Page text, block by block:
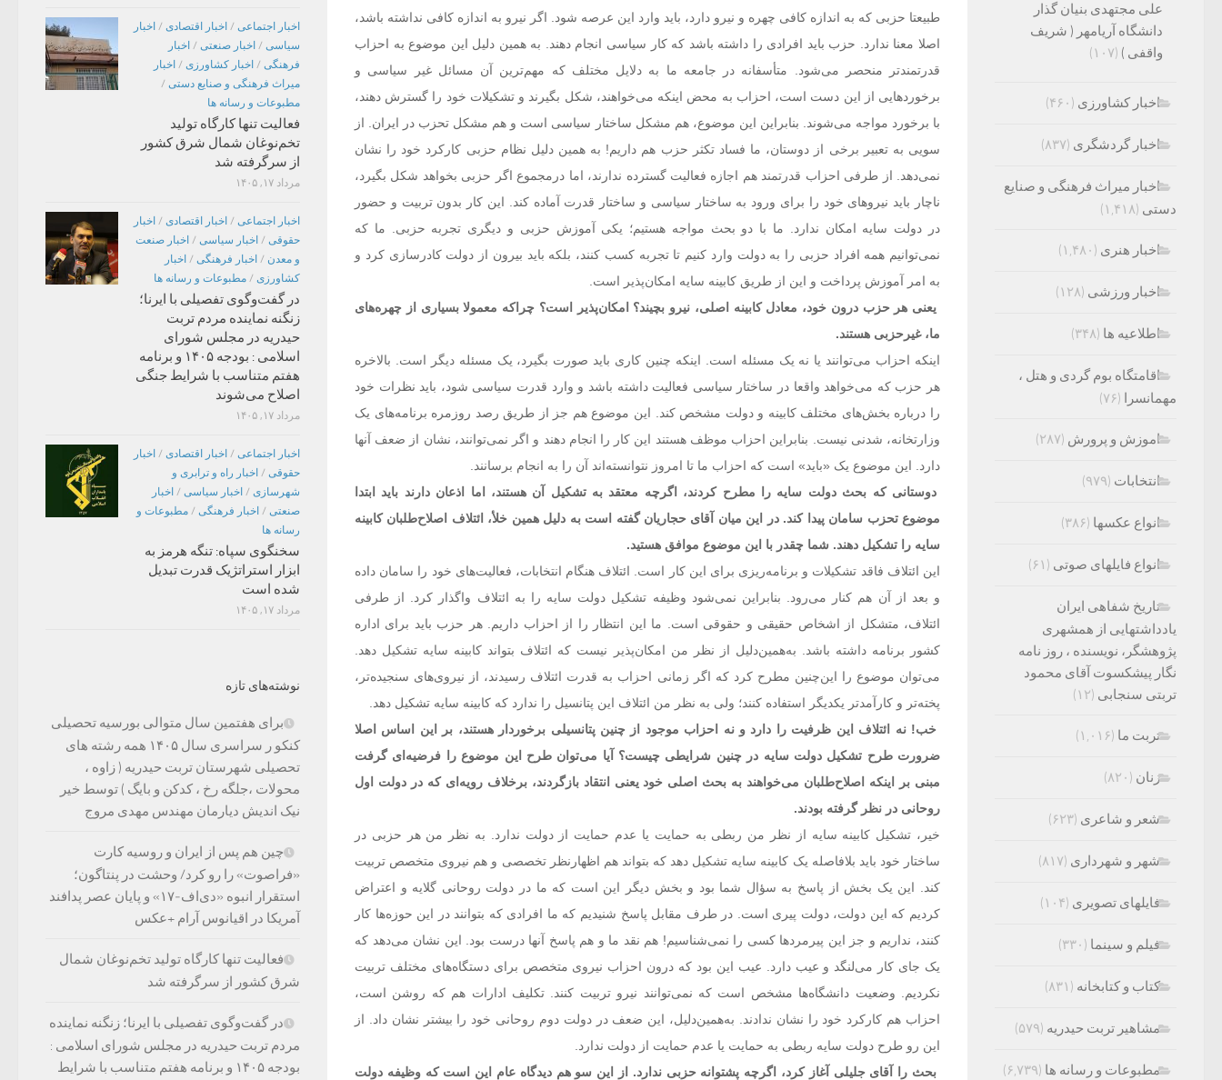
طبیعتا حزبی که به اندازه کافی چهره و نیرو دارد، باید وارد این عرصه شود. اگر نیرو به اندازه کافی نداشته باشد،
اصلا معنا ندارد. حزب باید افرادی را داشته باشد که کار سیاسی انجام دهند. به همین دلیل این موضوع به احزاب
قدرتمند‌تر منحصر می‌شود. متأسفانه در جامعه ما به دلایل مختلف که مهم‌ترین آن مسائل غیر سیاسی و
برخوردهایی از این دست است، احزاب به محض اینکه می‌خواهند، شکل بگیرند و تشکیلات خود را گسترش دهند،
با برخورد مواجه می‌شوند. بنابراین این موضوع، هم مشکل ساختار سیاسی است و هم مشکل تحزب در ایران. از
سویی به تعبیر برخی از دوستان، ما فساد تکثر حزب هم داریم! به همین دلیل نظام حزبی کارکرد خود را نشان
نمی‌دهد. از طرفی احزاب قدرتمند هم اجازه فعالیت گسترده ندارند، اما درمجموع اگر حزبی بخواهد شکل بگیرد،
ناچار باید نیروهای خود را برای ورود به ساختار سیاسی و ساختار قدرت آماده کند. این کار بدون تربیت و حضور
در دولت سایه امکان ندارد. ما با دو بحث مواجه هستیم؛ یکی آموزش حزبی و دیگری تجربه حزبی. ما که
نمی‌توانیم همه افراد حزبی را به دولت وارد کنیم تا تجربه کسب کنند، بلکه باید بیرون از دولت کادرسازی کرد و
به امر آموزش پرداخت و این از طریق کابینه سایه امکان‌پذیر است.
یعنی هر حزب درون خود، معادل کابینه اصلی، نیرو بچیند؟ امکان‌پذیر است؟ چراکه معمولا بسیاری از چهره‌های
ما، غیرحزبی هستند.
اینکه احزاب می‌توانند یا نه یک مسئله است. اینکه چنین کاری باید صورت بگیرد، یک مسئله دیگر است. بالاخره
هر حزب که می‌خواهد واقعا در ساختار سیاسی فعالیت داشته باشد و وارد قدرت سیاسی شود، باید نظرات خود
را درباره بخش‌های مختلف کابینه و دولت مشخص کند. این موضوع هم جز از طریق رصد روزمره برنامه‌های یک
وزارتخانه، شدنی نیست. بنابراین احزاب موظف هستند این کار را انجام دهند و اگر نمی‌توانند، نشان از ضعف آنها
دارد. این موضوع یک «باید» است که احزاب ما تا امروز نتوانسته‌اند آن را به انجام برسانند.
دوستانی که بحث دولت سایه را مطرح کردند، اگرچه معتقد به تشکیل آن هستند، اما اذعان دارند باید ابتدا
موضوع تحزب سامان پیدا کند. در این میان آقای حجاریان گفته است به دلیل همین خلأ، ائتلاف اصلاح‌طلبان کابینه
سایه را تشکیل دهند. شما چقدر با این موضوع موافق هستید.
این ائتلاف فاقد تشکیلات و برنامه‌ریزی برای این کار است. ائتلاف هنگام انتخابات، فعالیت‌های خود را سامان داده
و بعد از آن هم کنار می‌رود. بنابراین نمی‌شود وظیفه تشکیل دولت سایه را به ائتلاف واگذار کرد. از طرفی
ائتلاف، متشکل از اشخاص حقیقی و حقوقی است. ما این انتظار را از احزاب داریم. هر حزب باید برای اداره
کشور برنامه داشته باشد. به‌همین‌دلیل از نظر من امکان‌پذیر نیست که ائتلاف بتواند کابینه سایه تشکیل دهد.
می‌توان موضوع را این‌چنین مطرح کرد که اگر زمانی احزاب به قدرت ائتلاف رسیدند، از نیروی‌های سنجیده‌تر،
پخته‌تر و کارآمدتر یکدیگر استفاده کنند؛ ولی به نظر من ائتلاف این پتانسیل را ندارد که کابینه سایه تشکیل دهد.
خب! نه ائتلاف این ظرفیت را دارد و نه احزاب موجود از چنین پتانسیلی برخوردار هستند، بر این اساس اصلا
ضرورت طرح تشکیل دولت سایه در چنین شرایطی چیست؟ آیا می‌توان طرح این موضوع را فرضیه‌ای گرفت
مبنی بر اینکه اصلاح‌طلبان می‌خواهند به بحث اصلی خود یعنی انتقاد بازگردند، برخلاف رویه‌ای که در دولت اول
روحانی در نظر گرفته بودند.
خیر، تشکیل کابینه سایه از نظر من ربطی به حمایت یا عدم حمایت از دولت ندارد. به نظر من هر حزبی در
ساختار خود باید بلافاصله یک کابینه سایه تشکیل دهد که بتواند هم اظهارنظر تخصصی و هم نیروی متخصص تربیت
کند. این یک بخش از پاسخ به سؤال شما بود و بخش دیگر این است که ما در دولت روحانی گلایه و اعتراض
کردیم که این دولت، دولت پیری است. در طرف مقابل پاسخ شنیدیم که ما افرادی که بتوانند در این حوزه‌ها کار
کنند، نداریم و جز این پیرمردها کسی را نمی‌شناسیم! هم نقد ما و هم پاسخ آنها درست بود. این نشان می‌دهد که
یک جای کار می‌لنگد و عیب دارد. عیب این بود که درون احزاب نیروی متخصص برای دستگاه‌های مختلف تربیت
نکردیم. وضعیت دانشگاه‌ها مشخص است که نمی‌توانند نیرو تربیت کنند. تکلیف ادارات هم که روشن است،
احزاب هم کارکرد خود را نشان ندادند. به‌همین‌دلیل، این ضعف در دولت دوم روحانی خود را بیشتر نشان داد. از
این رو طرح دولت سایه ربطی به حمایت یا عدم حمایت از دولت ندارد.
بحث را آقای جلیلی آغاز کرد، اگرچه پشتوانه حزبی ندارد. از این سو هم دیدگاه عام این است که وظیفه دولت
اخبار اجتماعی / اخبار اقتصادی / اخبار
سیاسی / اخبار صنعتی / اخبار
فرهنگی / اخبار کشاورزی / اخبار
میراث فرهنگی و صنایع دستی /
مطبوعات و رسانه ها
فعالیت تنها کارگاه تولید
تخم‌نوغان شمال شرق کشور
از سرگرفته شد
مرداد ۱۷, ۱۴۰۵
اخبار اجتماعی / اخبار اقتصادی / اخبار
حقوقی / اخبار سیاسی / اخبار صنعت
و معدن / اخبار فرهنگی / اخبار
کشاورزی / مطبوعات و رسانه ها
در گفت‌وگوی تفصیلی با ایرنا؛
زنگنه نماینده مردم تربت
حیدریه در مجلس شورای
اسلامی : بودجه ۱۴۰۵ و برنامه
هفتم متناسب با شرایط جنگی
اصلاح می‌شوند
مرداد ۱۷, ۱۴۰۵
اخبار اجتماعی / اخبار اقتصادی / اخبار
حقوقی / اخبار راه و ترابری و
شهرسازی / اخبار سیاسی / اخبار
صنعتی / اخبار فرهنگی / مطبوعات و
رسانه ها
سخنگوی سپاه: تنگه هرمز به
ابزار استراتژیک قدرت تبدیل
شده است
مرداد ۱۷, ۱۴۰۵
نوشته‌های تازه
برای هفتمین سال متوالی بورسیه تحصیلی
کنکو ر سراسری سال ۱۴۰۵ همه رشته های
تحصیلی شهرستان تربت حیدریه ( زاوه ،
محولات ،جلگه رخ ، کدکن و بایگ ) توسط خیر
نیک اندیش دیارمان مهندس مهدی مروج
چین هم پس از ایران و روسیه کارت
«فراصوت» را رو کرد/ وحشت در پنتاگون؛
استقرار انبوه «دی‌اف‑۱۷» و پایان عصر پدافند
آمریکا در اقیانوس آرام +عکس
فعالیت تنها کارگاه تولید تخم‌نوغان شمال
شرق کشور از سرگرفته شد
در گفت‌وگوی تفصیلی با ایرنا؛ زنگنه نماینده
مردم تربت حیدریه در مجلس شورای اسلامی :
بودجه ۱۴۰۵ و برنامه هفتم متناسب با شرایط
علی مجتهدی بنیان گذار
دانشگاه آریامهر ( شریف
واقفی ) (۱۰۷)
اخبار کشاورزی (۴۶۰)
اخبار گردشگری (۸۳۷)
اخبار میراث فرهنگی و صنایع
دستی (۱,۴۱۸)
اخبار هنری (۱,۴۸۰)
اخبار ورزشی (۱۲۸)
اطلاعیه ها (۳۴۸)
اقامتگاه بوم گردی و هتل ،
مهمانسرا (۷۶)
اموزش و پرورش (۲۸۷)
انتخابات (۹۷۹)
انواع عکسها (۳۸۶)
انواع فایلهای صوتی (۶۱)
تاریخ شفاهی ایران
یادداشتهایی از همشهری
پژوهشگر، نویسنده ، روز نامه
نگار پیشکسوت آقای محمود
تربتی سنجابی (۱۲)
تربت ما (۱,۰۱۶)
زنان (۸۲۰)
شعر و شاعری (۶۲۳)
شهر و شهرداری (۸۱۷)
فایلهای تصویری (۱۰۴)
فیلم و سینما (۳۳۰)
کتاب و کتابخانه (۸۳۱)
مشاهیر تربت حیدریه (۵۷۹)
مطبوعات و رسانه ها (۶,۷۳۹)